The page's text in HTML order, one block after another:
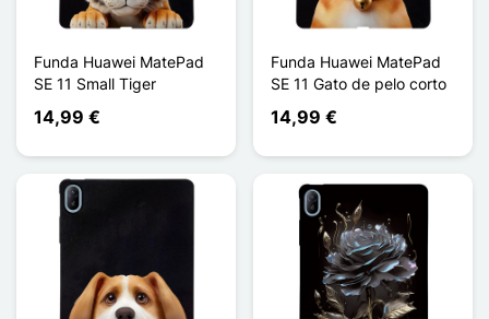
Funda Huawei MatePad
SE 11 Small Tiger
14,99 €
Funda Huawei MatePad
SE 11 Gato de pelo corto
14,99 €